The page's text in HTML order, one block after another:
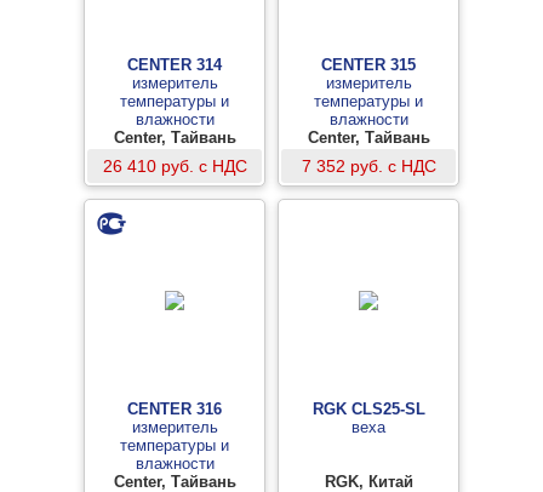
CENTER 314
измеритель
температуры и
влажности
Center, Тайвань
26 410 руб. с НДС
CENTER 315
измеритель
температуры и
влажности
Center, Тайвань
7 352 руб. с НДС
CENTER 316
измеритель
температуры и
влажности
Center, Тайвань
RGK CLS25-SL
веха
RGK, Китай